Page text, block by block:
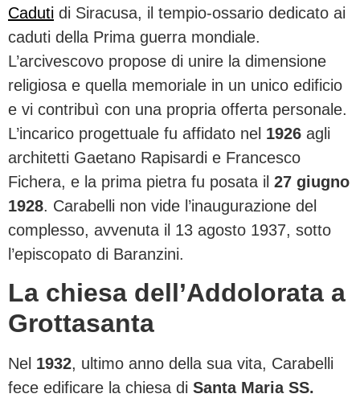
Caduti di Siracusa, il tempio-ossario dedicato ai
caduti della Prima guerra mondiale.
L’arcivescovo propose di unire la dimensione
religiosa e quella memoriale in un unico edificio
e vi contribuì con una propria offerta personale.
L’incarico progettuale fu affidato nel 1926 agli
architetti Gaetano Rapisardi e Francesco
Fichera, e la prima pietra fu posata il 27 giugno
1928. Carabelli non vide l’inaugurazione del
complesso, avvenuta il 13 agosto 1937, sotto
l’episcopato di Baranzini.
La chiesa dell’Addolorata a
Grottasanta
Nel 1932, ultimo anno della sua vita, Carabelli
fece edificare la chiesa di Santa Maria SS.